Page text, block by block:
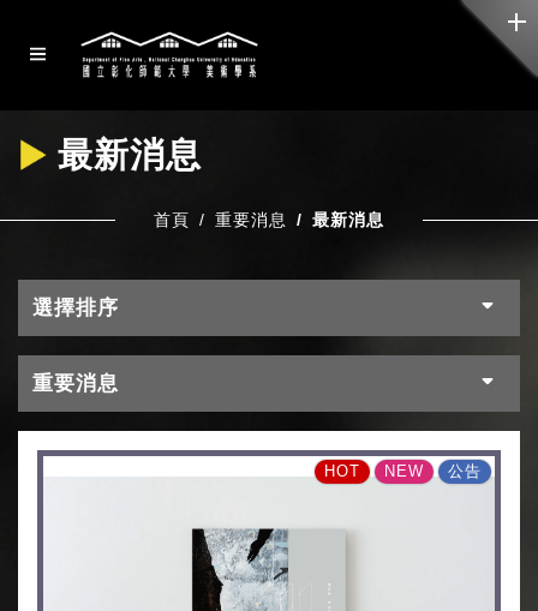
最新消息
首頁 重要消息 最新消息
選擇排序
重要消息
HOT NEW 公告